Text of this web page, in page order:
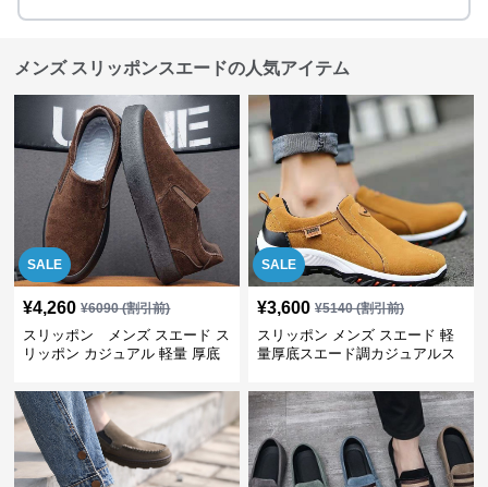
メンズ スリッポンスエードの人気アイテム
SALE
¥4,260 ¥6090(割引前)
スリッポン メンズ スエード ス
リッポン カジュアル 軽量 厚底
SALE
¥3,600 ¥5140(割引前)
スリッポン メンズ スエード 軽
量厚底スエード調カジュアルス